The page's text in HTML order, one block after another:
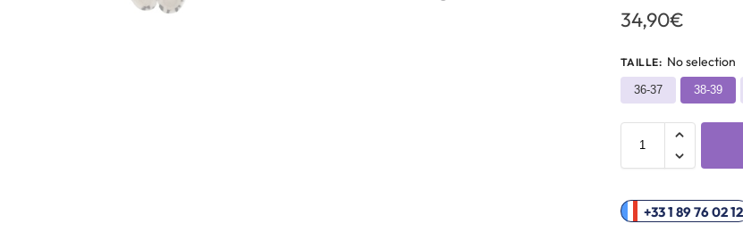
34,90€
TAILLE: No selection
36-37 38-39
+33 1 89 76 02 12